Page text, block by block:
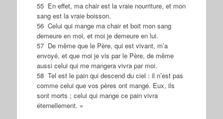
55 En effet, ma chair est la vraie nourriture, et mon
sang est la vraie boisson.
56 Celui qui mange ma chair et boit mon sang
demeure en moi, et moi je demeure en lui.
57 De même que le Père, qui est vivant, m’a
envoyé, et que moi je vis par le Père, de même
aussi celui qui me mangera vivra par moi.
58 Tel est le pain qui descend du ciel : il n’est pas
comme celui que vos pères ont mangé. Eux, ils
sont morts ; celui qui mange ce pain vivra
éternellement. »